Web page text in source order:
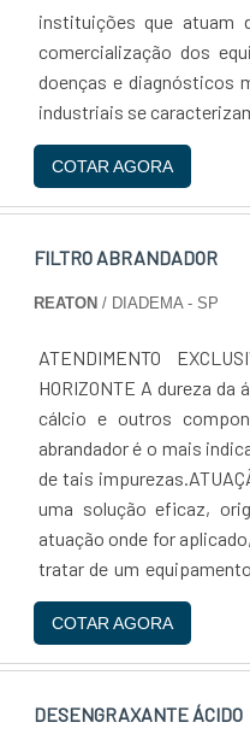
instituições que atuam
comercialização dos
doenças e diagnósticos
industriais se
COTAR AGORA
FILTRO ABRANDADOR
REATON / DIADEMA - SP
ATENDIMENTO
HORIZONTE A dureza
cálcio e outros
abrandador é o mais
de tais
uma solução eficaz,
atuação onde for
tratar de um
situações e nichos,
destaque em mercados
que torna a compra
sistema em si deva
COTAR AGORA
DESENGRAXANTE ÁCIDO